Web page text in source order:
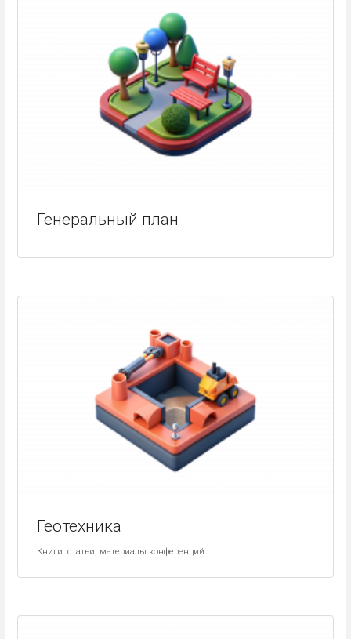
Генеральный план
Геотехника
Книги. статьи, материалы конференций